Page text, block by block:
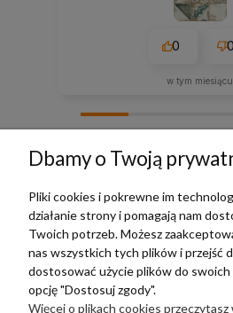
0 0
w tym miesiącu
BAZA
Dbamy o Twoją
Pliki cookies i pokrewne im
działanie strony i pomagają nam
Twoich potrzeb. Możesz
nas wszystkich tych plików i przejść
dostosować użycie plików do
opcję "Dostosuj zgody".
Więcej o plikach cookies